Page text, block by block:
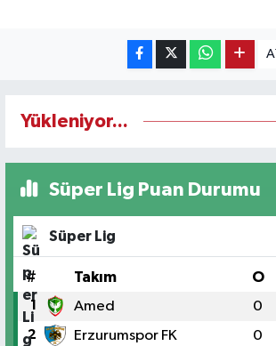
A
Yükleniyor...
Süper Lig Puan Durumu
Süper Lig
# Takım O
1 Amed 0
2 Erzurumspor FK 0